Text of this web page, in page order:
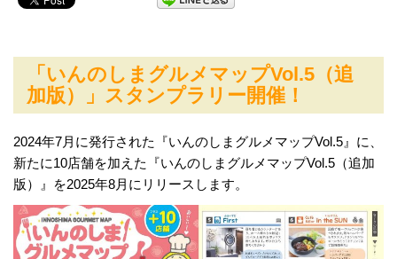
「いんのしまグルメマップVol.5（追
加版）」スタンプラリー開催！
2024年7月に発行された『いんのしまグルメマップVol.5』に、
新たに10店舗を加えた『いんのしまグルメマップVol.5（追加
版）』を2025年8月にリリースします。